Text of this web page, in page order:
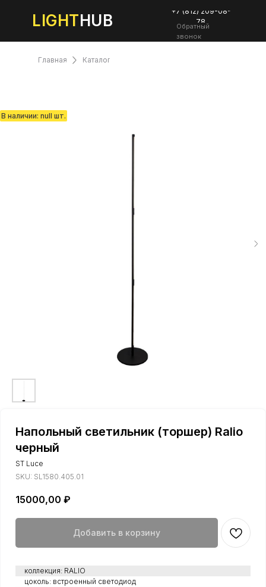
LIGHTHUB
+7 (812) 209-08-
78
Обратный
звонок
Каталог
Главная
Напольный светильник (торшер) Ralio
черный
ST Luce
SKU: SL1580.405.01
15000,00 ₽
Добавить в корзину
коллекция: RALIO
цоколь: встроенный светодиод